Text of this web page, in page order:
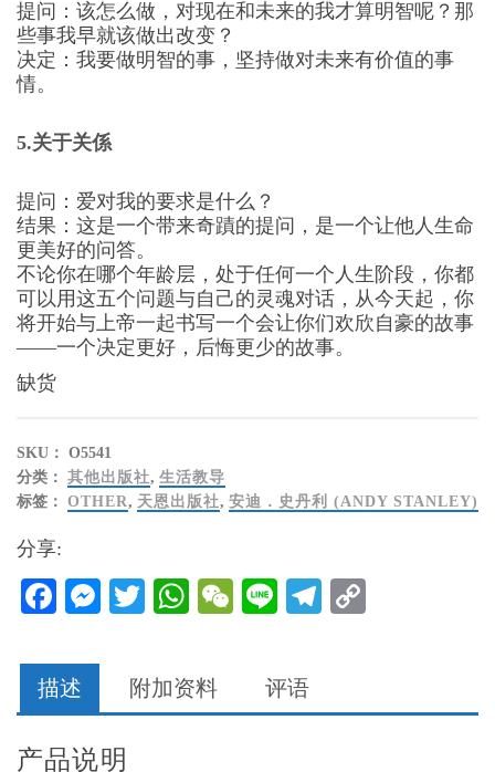
提问：该怎么做，对现在和未来的我才算明智呢？那
些事我早就该做出改变？
决定：我要做明智的事，坚持做对未来有价值的事
情。
5.关于关係
提问：爱对我的要求是什么？
结果：这是一个带来奇蹟的提问，是一个让他人生命
更美好的问答。
不论你在哪个年龄层，处于任何一个人生阶段，你都
可以用这五个问题与自己的灵魂对话，从今天起，你
将开始与上帝一起书写一个会让你们欢欣自豪的故事
——一个决定更好，后悔更少的故事。
缺货
SKU： O5541
分类： 其他出版社, 生活教导
标签： OTHER, 天恩出版社, 安迪．史丹利 (ANDY STANLEY)
分享:
Facebook
Messenger
TwitterWhatsApp
WeChat
LineTelegram
描述 附加资料 评语
产品说明